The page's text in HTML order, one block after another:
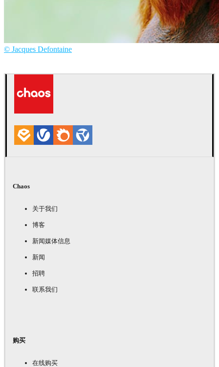
© Jacques Defontaine
Chaos
关于我们
博客
新闻媒体信息
新闻
招聘
联系我们
购买
在线购买